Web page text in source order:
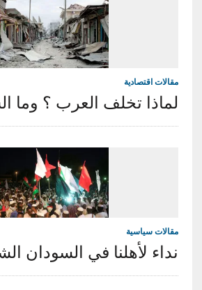
مقالات اقتصادية
لماذا تخلف العرب ؟ وما
مقالات سياسية
نداء لأهلنا في السودان